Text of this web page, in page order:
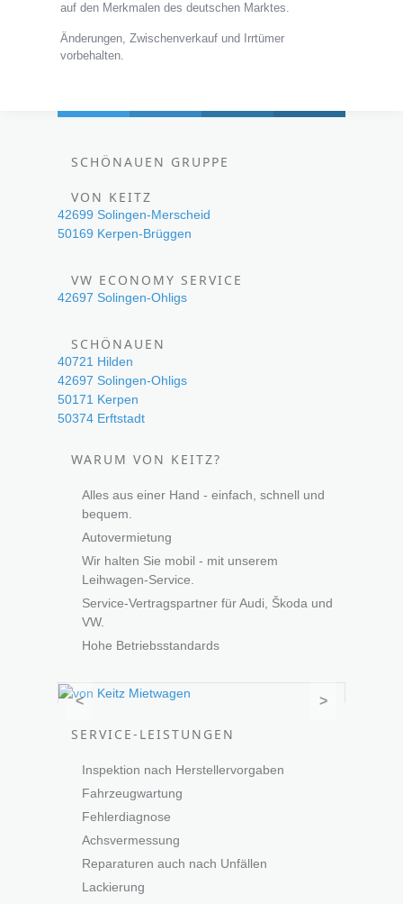
auf den Merkmalen des deutschen Marktes.
Änderungen, Zwischenverkauf und Irrtümer
vorbehalten.
SCHÖNAUEN GRUPPE
VON KEITZ
42699 Solingen-Merscheid
50169 Kerpen-Brüggen
VW ECONOMY SERVICE
42697 Solingen-Ohligs
SCHÖNAUEN
40721 Hilden
42697 Solingen-Ohligs
50171 Kerpen
50374 Erftstadt
WARUM VON KEITZ?
Alles aus einer Hand - einfach, schnell und
bequem.
Autovermietung
Wir halten Sie mobil - mit unserem
Leihwagen-Service.
Service-Vertragspartner für Audi, Škoda und
VW.
Hohe Betriebsstandards
< >
SERVICE-LEISTUNGEN
Inspektion nach Herstellervorgaben
Fahrzeugwartung
Fehlerdiagnose
Achsvermessung
Reparaturen auch nach Unfällen
Lackierung